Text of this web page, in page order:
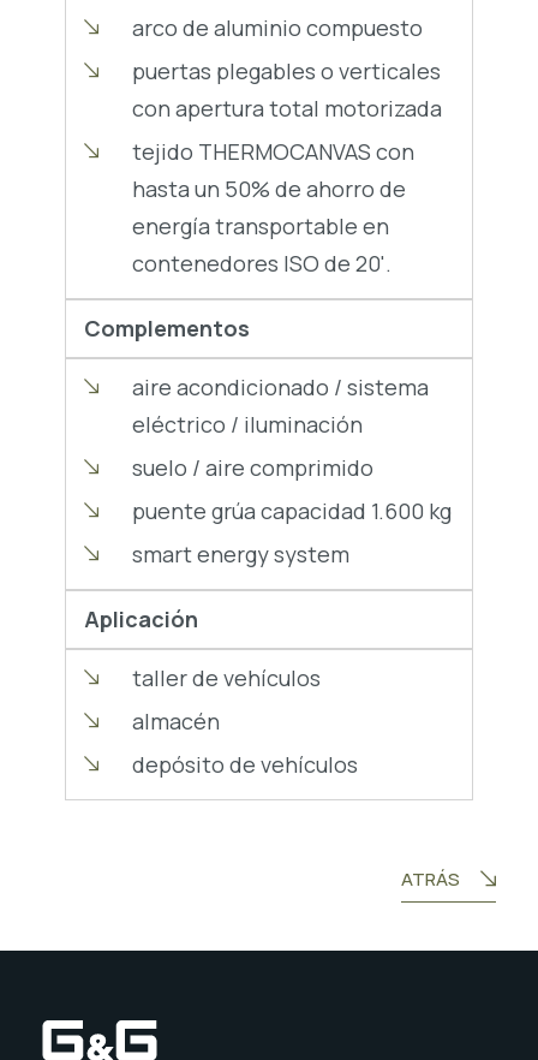
arco de aluminio compuesto
puertas plegables o verticales
con apertura total motorizada
tejido THERMOCANVAS con
hasta un 50% de ahorro de
energía transportable en
contenedores ISO de 20'.
Complementos
aire acondicionado / sistema
eléctrico / iluminación
suelo / aire comprimido
puente grúa capacidad 1.600 kg
smart energy system
Aplicación
taller de vehículos
almacén
depósito de vehículos
ATRÁS